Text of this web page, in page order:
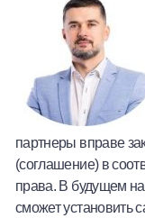
партнеры вправе
(соглашение) в
права. В будущем
сможет установить